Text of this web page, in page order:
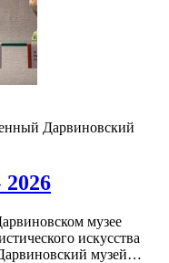
Дарвиновский
музее
искусства
музей…